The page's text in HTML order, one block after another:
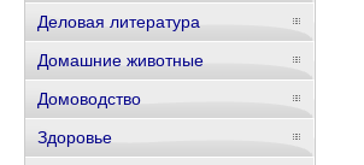
Деловая литература
Домашние животные
Домоводство
Здоровье